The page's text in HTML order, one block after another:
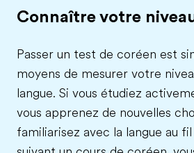
Connaître votre
Passer un test de coréen est
moyens de mesurer votre
langue. Si vous étudiez
vous apprenez de nouvelles
familiarisez avec la langue au